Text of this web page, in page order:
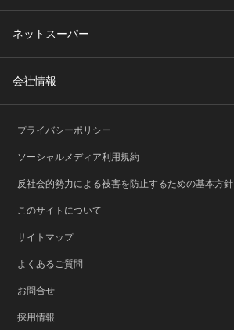
ネットスーパー
会社情報
プライバシーポリシー
ソーシャルメディア利用規約
反社会的勢力による被害を防止するための基本方針
このサイトについて
サイトマップ
よくあるご質問
お問合せ
採用情報